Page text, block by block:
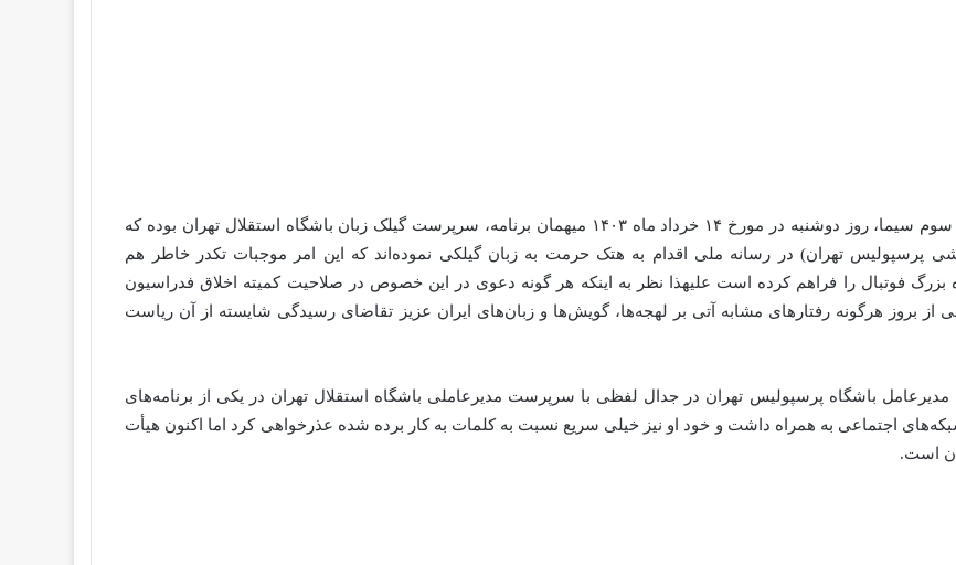
به استحضار عالی می‌رساند در برنامه فوتبال برتر از شبکه سوم سیما، روز دوشنبه در مورخ ۱۴ خرداد ماه ۱۴۰۳ میهمان برنامه، سرپرست گیلک زبان باشگاه استقلال تهران بوده که
تهران) در رسانه ملی اقدام به هتک حرمت به زبان گیلکی نموده‌اند که این امر موجبات تکدر خاطر هم
فوتبال را فراهم کرده است علیهذا نظر به اینکه هر گونه دعوی در این خصوص در صلاحیت کمیته اخلاق فدراسیون
بروز هرگونه رفتارهای مشابه آتی بر لهجه‌ها، گویش‌ها و زبان‌های ایران عزیز تقاضای رسیدگی شایسته از آن ریاست
باشگاه پرسپولیس تهران در جدال لفظی با سرپرست مدیرعاملی باشگاه استقلال تهران در یکی از برنامه‌های
اجتماعی به همراه داشت و خود او نیز خیلی سریع نسبت به کلمات به کار برده شده عذرخواهی کرد اما اکنون هیأت
است.